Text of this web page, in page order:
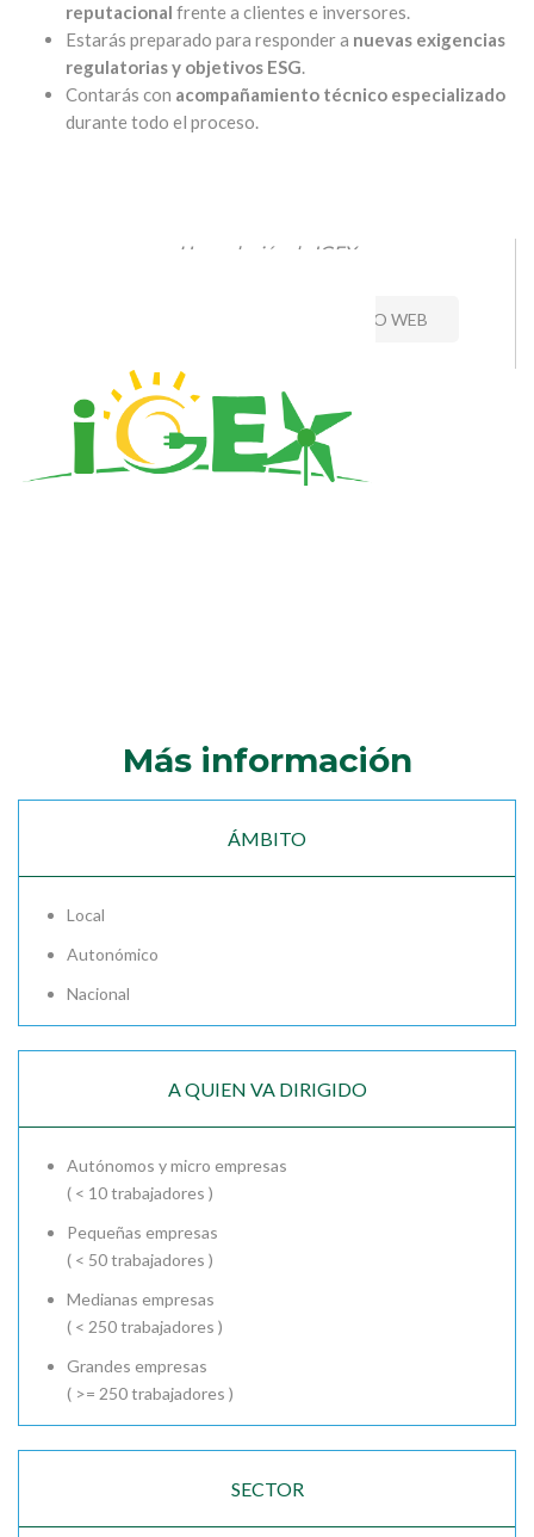
reputacional frente a clientes e inversores.
Estarás preparado para responder a nuevas exigencias
regulatorias y objetivos ESG.
Contarás con acompañamiento técnico especializado
durante todo el proceso.
Una solución de IGEX
VISITAR SITIO WEB
Más información
ÁMBITO
Local
Autonómico
Nacional
A QUIEN VA DIRIGIDO
Autónomos y micro empresas
( < 10 trabajadores )
Pequeñas empresas
( < 50 trabajadores )
Medianas empresas
( < 250 trabajadores )
Grandes empresas
( >= 250 trabajadores )
SECTOR